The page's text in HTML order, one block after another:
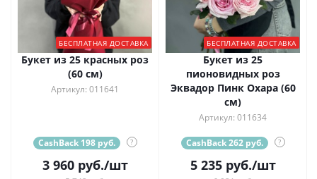
БЕСПЛАТНАЯ ДОСТАВКА
Букет из 25 красных роз
(60 см)
Артикул: 011641
CashBack 198 руб. ?
3 960руб./шт
БЕСПЛАТНАЯ ДОСТАВКА
Букет из 25
пионовидных роз
Эквадор Пинк Охара (60
см)
Артикул: 011634
CashBack 262 руб. ?
5 235руб./шт